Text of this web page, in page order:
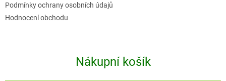
Podmínky ochrany osobních údajů
Hodnocení obchodu
Nákupní košík